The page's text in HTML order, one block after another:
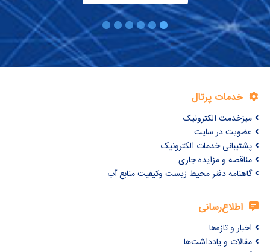
خدمات پرتال
میزخدمت الکترونیک
عضویت در سایت
پشتیبانی خدمات الکترونیک
مناقصه و مزایده جاری
گاهنامه دفتر محیط زیست وکیفیت منابع آب
اطلاع‌رسانی
اخبار و تازه‌ها
مقالات و یادداشت‌ها